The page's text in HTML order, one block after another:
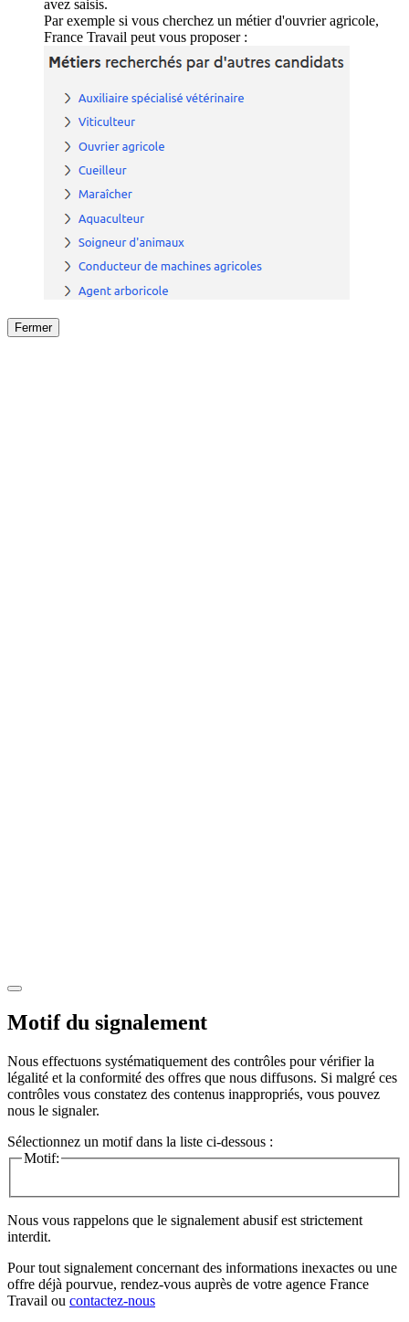
avez saisis.
Par exemple si vous cherchez un métier d'ouvrier agricole,
France Travail peut vous proposer :
Fermer
Motif du signalement
Nous effectuons systématiquement des contrôles pour vérifier la
légalité et la conformité des offres que nous diffusons. Si malgré ces
contrôles vous constatez des contenus inappropriés, vous pouvez
nous le signaler.
Sélectionnez un motif dans la liste ci-dessous :
Motif:
Nous vous rappelons que le signalement abusif est strictement
interdit.
Pour tout signalement concernant des informations inexactes ou une
offre déjà pourvue, rendez-vous auprès de votre agence France
Travail ou contactez-nous